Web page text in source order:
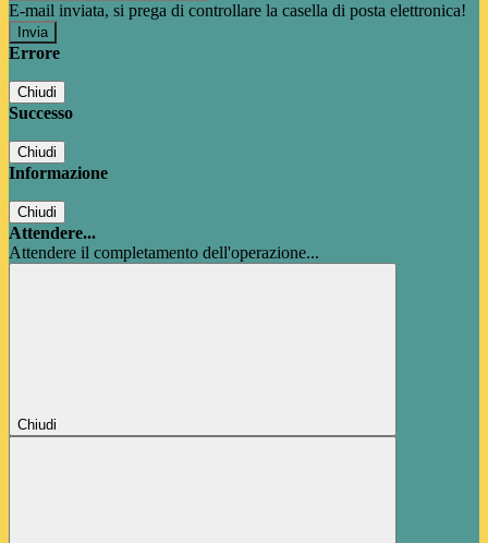
E-mail inviata, si prega di controllare la casella di posta elettronica!
Errore
Chiudi
Successo
Chiudi
Informazione
Chiudi
Attendere...
Attendere il completamento dell'operazione...
Chiudi